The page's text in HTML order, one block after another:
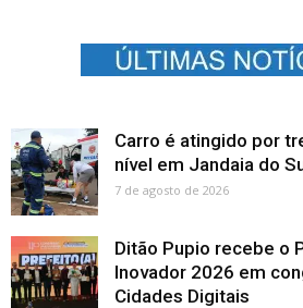
Carro é atingido por
nível em Jandaia do
7 de agosto de 2026
Ditão Pupio recebe o
Inovador 2026 em
Cidades Digitais